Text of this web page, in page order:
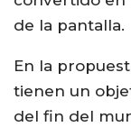
de la pantalla.
En la
tienen un
del fin del